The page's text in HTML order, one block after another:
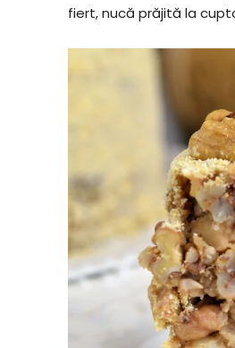
fiert, nucă prăjită la